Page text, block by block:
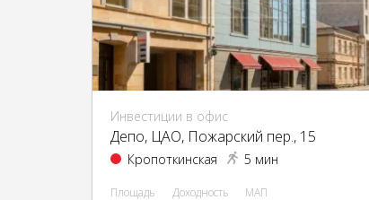
Инвестиции в офис
Депо, ЦАО, Пожарский пер., 15
Кропоткинская 5 мин
Площадь Доходность МАП